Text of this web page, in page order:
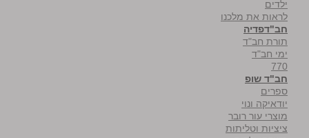
ילדים
לראות את מלכנו
חב"דפדיה
תורת חב"ד
ימי חב"ד
770
חב"ד שופ
ספרים
יודאיקה ונוי
מוצרי עור רובר
ציציות וטליתות